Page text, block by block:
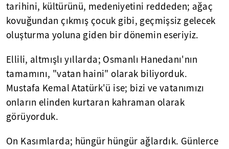
tarihini, kültürünü, medeniyetini reddeden; ağaç
kovuğundan çıkmış çocuk gibi, geçmişsiz gelecek
oluşturma yoluna giden bir dönemin eseriyiz.
Ellili, altmışlı yıllarda; Osmanlı Hanedanı'nın
tamamını, "vatan haini" olarak biliyorduk.
Mustafa Kemal Atatürk'ü ise; bizi ve vatanımızı
onların elinden kurtaran kahraman olarak
görüyorduk.
On Kasımlarda; hüngür hüngür ağlardık. Günlerce